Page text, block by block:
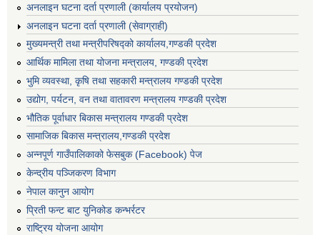
अनलाइन घटना दर्ता प्रणाली (कार्यालय प्रयोजन)
अनलाइन घटना दर्ता प्रणाली (सेवाग्राही)
मुख्यमन्त्री तथा मन्त्रीपरिषद्को कार्यालय,गण्डकी प्रदेश
आर्थिक मामिला तथा योजना मन्त्रालय, गण्डकी प्रदेश
भुमि व्यवस्था, कृषि तथा सहकारी मन्त्रालय गण्डकी प्रदेश
उद्योग, पर्यटन, वन तथा वातावरण मन्त्रालय गण्डकी प्रदेश
भौतिक पूर्वाधार बिकास मन्त्रालय गण्डकी प्रदेश
सामाजिक बिकास मन्त्रालय,गण्डकी प्रदेश
अन्नपूर्ण गाउँपालिकाको फेसबुक (Facebook) पेज
केन्द्रीय पञ्जिकरण विभाग
नेपाल कानुन आयोग
प्रिती फन्ट बाट युनिकोड कन्भर्रटर
राष्ट्रिय योजना आयोग